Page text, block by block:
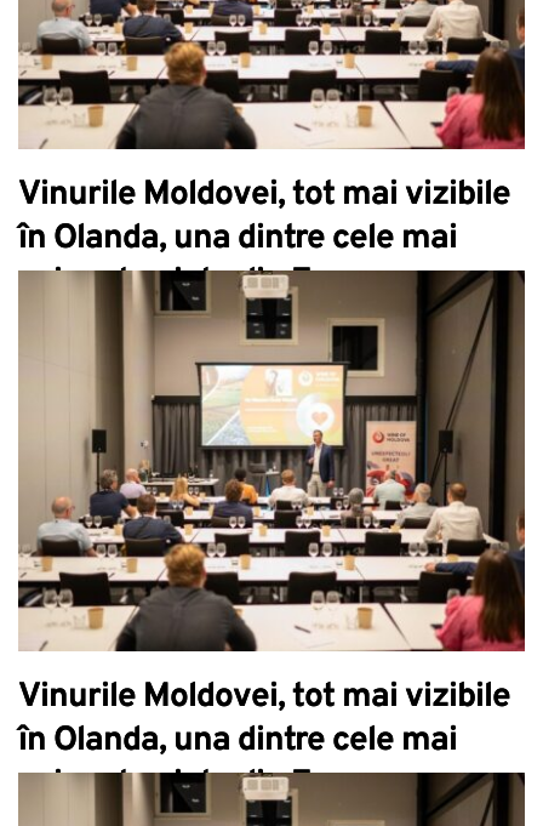
Vinurile Moldovei, tot mai vizibile
în Olanda, una dintre cele mai
exigente piețe din Europa
Vinurile Moldovei, tot mai vizibile
în Olanda, una dintre cele mai
exigente piețe din Europa